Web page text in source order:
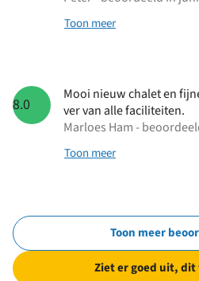
Toon meer
8.0
Mooi nieuw chalet en
ver van alle faciliteiten.
Marloes Ham -
Toon meer
Toon meer
Ziet er goed uit,